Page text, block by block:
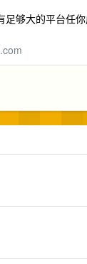
够大的平台任你